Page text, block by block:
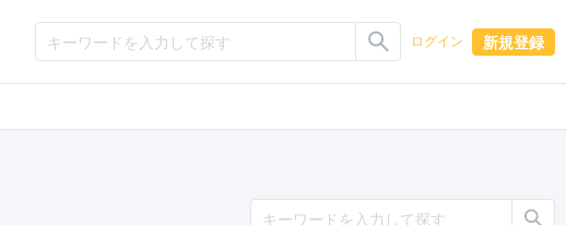
ログイン 新規登録